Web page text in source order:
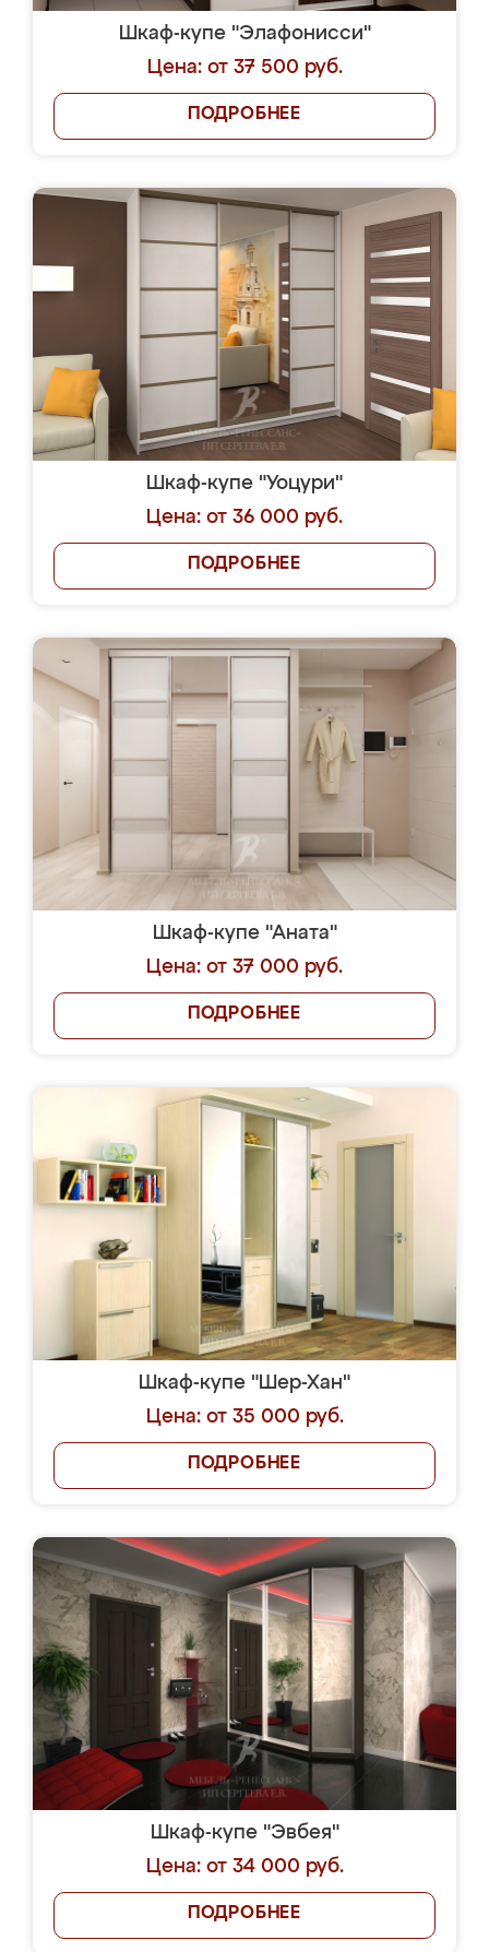
Шкаф-купе "Элафонисси"
Цена: от 37 500 руб.
ПОДРОБНЕЕ
Шкаф-купе "Уоцури"
Цена: от 36 000 руб.
ПОДРОБНЕЕ
Шкаф-купе "Аната"
Цена: от 37 000 руб.
ПОДРОБНЕЕ
Шкаф-купе "Шер-Хан"
Цена: от 35 000 руб.
ПОДРОБНЕЕ
Шкаф-купе "Эвбея"
Цена: от 34 000 руб.
ПОДРОБНЕЕ